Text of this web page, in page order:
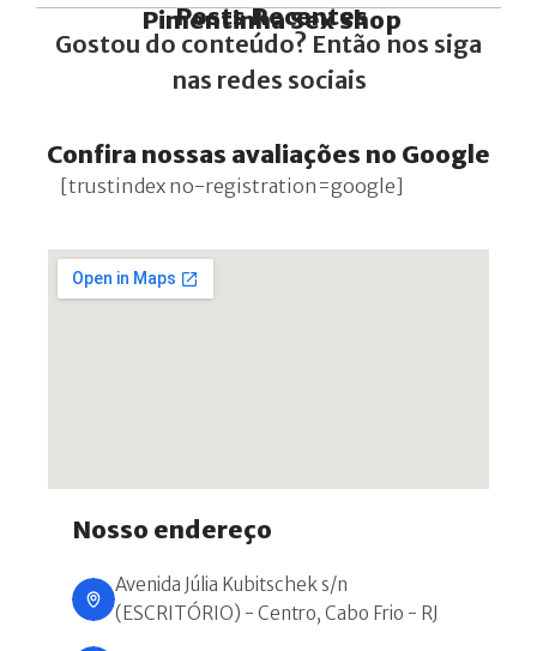
Conheça agora a
Boneca Sexual Ultra
VER PREÇO
Posts Recentes
Pimentinha Sex Shop
Gostou do conteúdo? Então nos siga
nas redes sociais
Confira nossas avaliações no Google
[trustindex no-registration=google]
Nosso endereço
Avenida Júlia Kubitschek s/n
(ESCRITÓRIO) - Centro, Cabo Frio - RJ